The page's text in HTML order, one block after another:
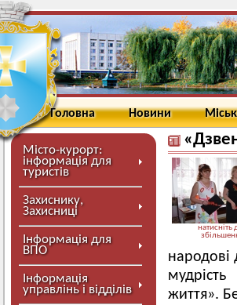
Головна Новини
Місто-курорт:
інформація для
туристів
Захиснику,
Захисниці
Інформація для
ВПО
Інформація
управлінь і відділів
натисніть
життя».